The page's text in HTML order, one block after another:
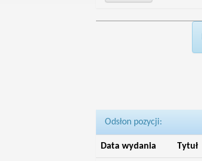
Odsłon pozycji:
Data wydania Tytuł